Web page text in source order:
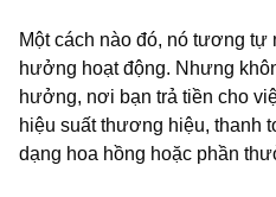
Một cách nào đó, nó tương tự
hưởng hoạt động. Nhưng
hưởng, nơi bạn trả tiền cho
hiệu suất thương hiệu, thanh
dạng hoa hồng hoặc phần